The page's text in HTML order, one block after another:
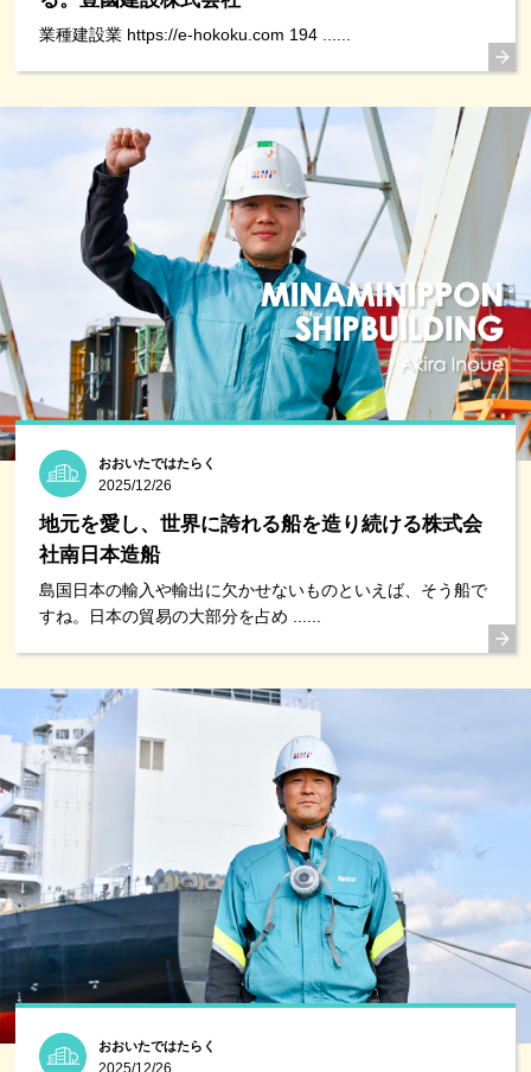
業種建設業 https://e-hokoku.com 194 ......
おおいたではたらく
2025/12/26
地元を愛し、世界に誇れる船を造り続ける株式会
社南日本造船
島国日本の輸入や輸出に欠かせないものといえば、そう船で
すね。日本の貿易の大部分を占め ......
おおいたではたらく
2025/12/26